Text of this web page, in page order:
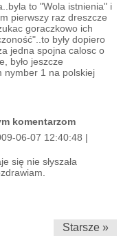
to "Wola istnienia" i
pierwszy raz dreszcze
goraczkowo ich
były dopiero
jedna spojna calosc o
było jeszcze
nymber 1 na polskiej
komentarzom
06-07 12:40:48 |
się nie słyszała
Starsze »